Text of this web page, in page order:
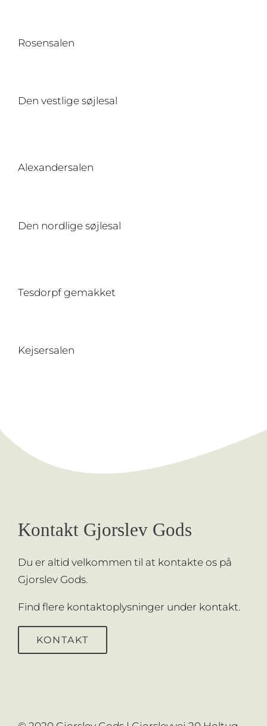
Rosensalen
Den vestlige søjlesal
Alexandersalen
Den nordlige søjlesal
Tesdorpf gemakket
Kejsersalen
Kontakt Gjorslev Gods
Du er altid velkommen til at kontakte os på
Gjorslev Gods.
Find flere kontaktoplysninger under kontakt.
KONTAKT